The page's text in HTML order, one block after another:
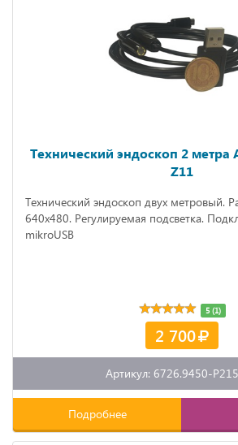
Технический эндоскоп 2 метра
Z11
Технический эндоскоп двух метровый.
640х480. Регулируемая подсветка.
mikroUSB
5 (1)
2 700
Артикул: 6726.9450-
Подробнее